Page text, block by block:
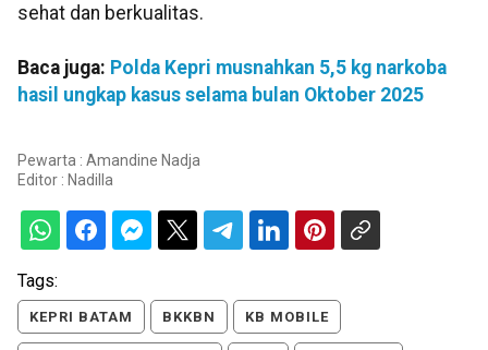
sehat dan berkualitas.
Baca juga: Polda Kepri musnahkan 5,5 kg narkoba
hasil ungkap kasus selama bulan Oktober 2025
Pewarta : Amandine Nadja
Editor : Nadilla
Tags:
KEPRI BATAM BKKBN KB MOBILE